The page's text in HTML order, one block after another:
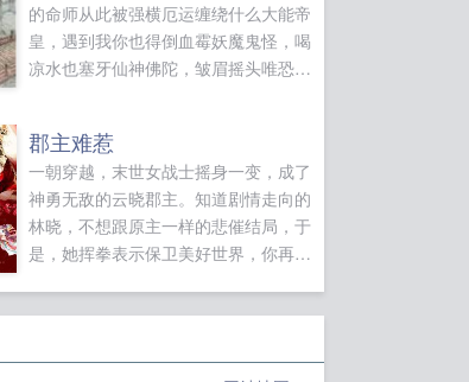
的命师从此被强横厄运缠绕什么大能帝
皇，遇到我你也得倒血霉妖魔鬼怪，喝
凉水也塞牙仙神佛陀，皱眉摇头唯恐避
霉，自己受益的舒爽故事。各位书友要
是觉得我的命格是怪物还不错的话请不
要忘记向您QQ群和微博里的朋友推荐
哦！...
郡主难惹
一朝穿越，末世女战士摇身一变，成了
神勇无敌的云晓郡主。知道剧情走向的
林晓，不想跟原主一样的悲催结局，于
是，她挥拳表示保卫美好世界，你再做